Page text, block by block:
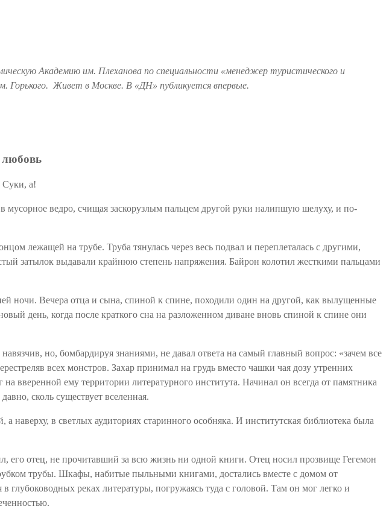
Академию им. Плеханова по специальности «менеджер туристического и
Живет в Москве. В «ДН» публикуется впервые.
любовь
Суки, а!
в мусорное ведро, счищая заскорузлым пальцем другой руки налипшую шелуху, и по-
лежащей на трубе. Труба тянулась через весь подвал и переплеталась с другими,
затылок выдавали крайнюю степень напряжения. Байрон колотил жесткими пальцами
ночи. Вечера отца и сына, спиной к спине, походили один на другой, как вылущенные
день, когда после краткого сна на разложенном диване вновь спиной к спине они
но, бомбардируя знаниями, не давал ответа на самый главный вопрос: «зачем все
всех монстров. Захар принимал на грудь вместо чашки чая дозу утренних
вверенной ему территории литературного института. Начинал он всегда от памятника
сколь существует вселенная.
наверху, в светлых аудиториях старинного особняка. И институтская библиотека была
его отец, не прочитавший за всю жизнь ни одной книги. Отец носил прозвище Гегемон
трубы. Шкафы, набитые пыльными книгами, достались вместе с домом от
глубоководных реках литературы, погружаясь туда с головой. Там он мог легко и